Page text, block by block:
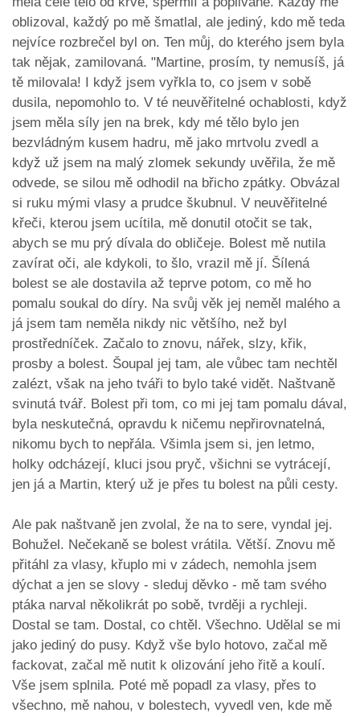
oblizoval, každý po mě šmatlal, ale jediný, kdo mě teda
nejvíce rozbrečel byl on. Ten můj, do kterého jsem byla
tak nějak, zamilovaná. "Martine, prosím, ty nemusíš, já
tě milovala! I když jsem vyřkla to, co jsem v sobě
dusila, nepomohlo to. V té neuvěřitelné ochablosti, když
jsem měla síly jen na brek, kdy mé tělo bylo jen
bezvládným kusem hadru, mě jako mrtvolu zvedl a
když už jsem na malý zlomek sekundy uvěřila, že mě
odvede, se silou mě odhodil na břicho zpátky. Obvázal
si ruku mými vlasy a prudce škubnul. V neuvěřitelné
křeči, kterou jsem ucítila, mě donutil otočit se tak,
abych se mu prý dívala do obličeje. Bolest mě nutila
zavírat oči, ale kdykoli, to šlo, vrazil mě jí. Šílená
bolest se ale dostavila až teprve potom, co mě ho
pomalu soukal do díry. Na svůj věk jej neměl malého a
já jsem tam neměla nikdy nic většího, než byl
prostředníček. Začalo to znovu, nářek, slzy, křik,
prosby a bolest. Šoupal jej tam, ale vůbec tam nechtěl
zalézt, však na jeho tváři to bylo také vidět. Naštvaně
svinutá tvář. Bolest při tom, co mi jej tam pomalu dával,
byla neskutečná, opravdu k ničemu nepřirovnatelná,
nikomu bych to nepřála. Všimla jsem si, jen letmo,
holky odcházejí, kluci jsou pryč, všichni se vytrácejí,
jen já a Martin, který už je přes tu bolest na půli cesty.
Ale pak naštvaně jen zvolal, že na to sere, vyndal jej.
Bohužel. Nečekaně se bolest vrátila. Větší. Znovu mě
přitáhl za vlasy, křuplo mi v zádech, nemohla jsem
dýchat a jen se slovy - sleduj děvko - mě tam svého
ptáka narval několikrát po sobě, tvrději a rychleji.
Dostal se tam. Dostal, co chtěl. Všechno. Udělal se mi
jako jediný do pusy. Když vše bylo hotovo, začal mě
fackovat, začal mě nutit k olizování jeho řitě a koulí.
Vše jsem splnila. Poté mě popadl za vlasy, přes to
všechno, mě nahou, v bolestech, vyvedl ven, kde mě